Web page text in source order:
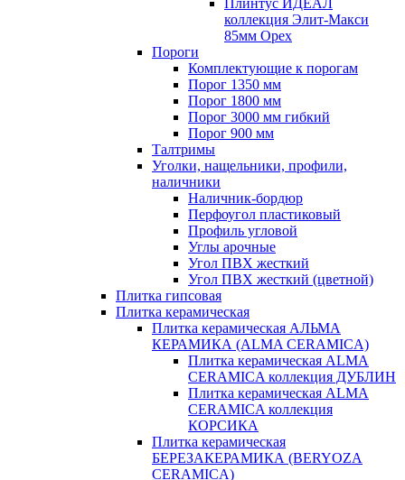
Плинтус ИДЕАЛ
коллекция Элит-Макси
85мм Орех
Пороги
Комплектующие к порогам
Порог 1350 мм
Порог 1800 мм
Порог 3000 мм гибкий
Порог 900 мм
Талтримы
Уголки, нащельники, профили,
наличники
Наличник-бордюр
Перфоугол пластиковый
Профиль угловой
Углы арочные
Угол ПВХ жесткий
Угол ПВХ жесткий (цветной)
Плитка гипсовая
Плитка керамическая
Плитка керамическая АЛЬМА
КЕРАМИКА (ALMA CERAMICA)
Плитка керамическая ALMA
CERAMICA коллекция ДУБЛИН
Плитка керамическая ALMA
CERAMICA коллекция
КОРСИКА
Плитка керамическая
БЕРЕЗАКЕРАМИКА (BERYOZA
CERAMICA)